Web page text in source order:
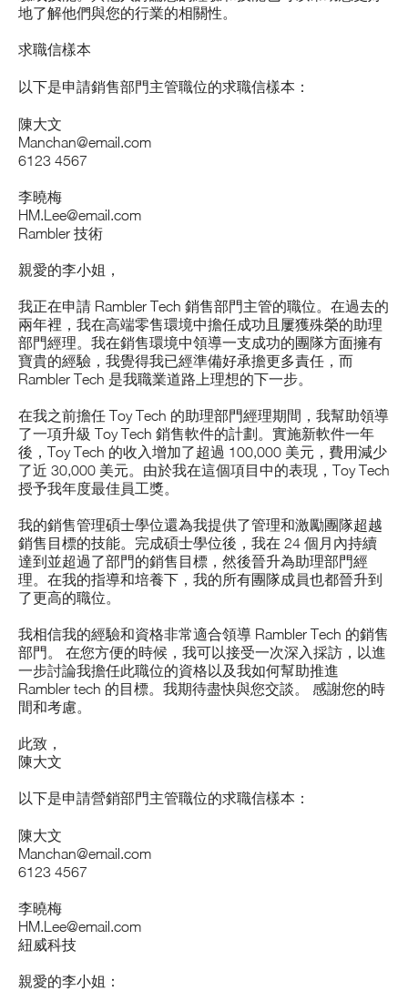
地了解他們與您的行業的相關性。
求職信樣本
以下是申請銷售部門主管職位的求職信樣本：
陳大文
Manchan@email.com
6123 4567
李曉梅
HM.Lee@email.com
Rambler 技術
親愛的李小姐，
我正在申請 Rambler Tech 銷售部門主管的職位。在過去的
兩年裡，我在高端零售環境中擔任成功且屢獲殊榮的助理
部門經理。我在銷售環境中領導一支成功的團隊方面擁有
寶貴的經驗，我覺得我已經準備好承擔更多責任，而
Rambler Tech 是我職業道路上理想的下一步。
在我之前擔任 Toy Tech 的助理部門經理期間，我幫助領導
了一項升級 Toy Tech 銷售軟件的計劃。實施新軟件一年
後，Toy Tech 的收入增加了超過 100,000 美元，費用減少
了近 30,000 美元。由於我在這個項目中的表現，Toy Tech
授予我年度最佳員工獎。
我的銷售管理碩士學位還為我提供了管理和激勵團隊超越
銷售目標的技能。完成碩士學位後，我在 24 個月內持續
達到並超過了部門的銷售目標，然後晉升為助理部門經
理。在我的指導和培養下，我的所有團隊成員也都晉升到
了更高的職位。
我相信我的經驗和資格非常適合領導 Rambler Tech 的銷售
部門。 在您方便的時候，我可以接受一次深入採訪，以進
一步討論我擔任此職位的資格以及我如何幫助推進
Rambler tech 的目標。我期待盡快與您交談。 感謝您的時
間和考慮。
此致，
陳大文
以下是申請營銷部門主管職位的求職信樣本：
陳大文
Manchan@email.com
6123 4567
李曉梅
HM.Lee@email.com
紐威科技
親愛的李小姐：